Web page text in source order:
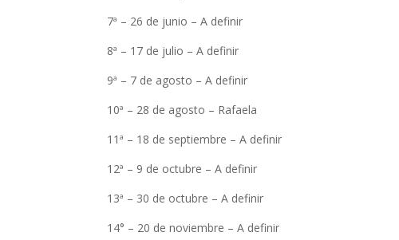
7ª – 26 de junio – A definir
8ª – 17 de julio – A definir
9ª – 7 de agosto – A definir
10ª – 28 de agosto – Rafaela
11ª – 18 de septiembre – A definir
12ª – 9 de octubre – A definir
13ª – 30 de octubre – A definir
14° – 20 de noviembre – A definir